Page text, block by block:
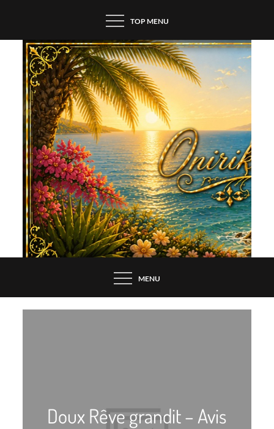
content
TOP MENU
MENU
Doux Rêve grandit – Avis